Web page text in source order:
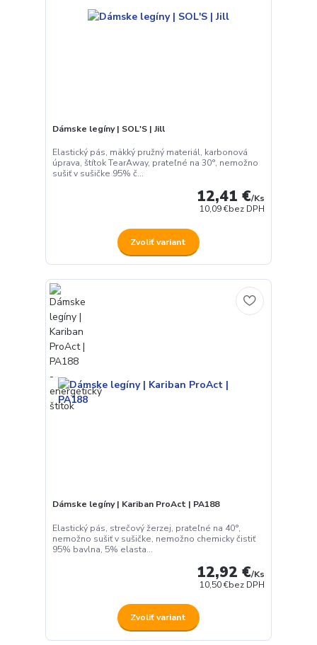
Dámske legíny | SOL'S | Jill
Elastický pás, mäkký pružný materiál, karbonová
úprava, štítok TearAway, prateľné na 30°, nemožno
sušiť v sušičke 95% č...
12,41 €/Ks
10,09 €bez DPH
Zvoliť variant
Dámske legíny | Kariban ProAct | PA188
Elastický pás, strečový žerzej, prateľné na 40°,
nemožno sušiť v sušičke, nemožno chemicky čistiť
95% bavlna, 5% elasta...
12,92 €/Ks
10,50 €bez DPH
Zvoliť variant